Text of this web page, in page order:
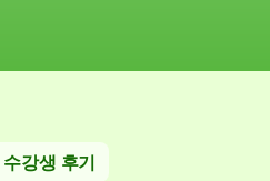
강생 후기